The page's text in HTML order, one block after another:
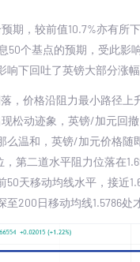
预期，较前值10.7%亦有所
50个基点的预期，受此影
响下回吐了英镑大部分涨
，价格沿阻力最小路径上
现松动迹象，英镑/加元回
么温和，英镑/加元价格随
，第二道水平阻力位落在
50天移动均线水平，接近
至200日移动均线1.5786处